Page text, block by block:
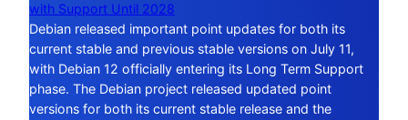
with Support Until 2028
Debian released important point updates for both its
current stable and previous stable versions on July 11,
with Debian 12 officially entering its Long Term Support
phase. The Debian project released updated point
versions for both its current stable release and the